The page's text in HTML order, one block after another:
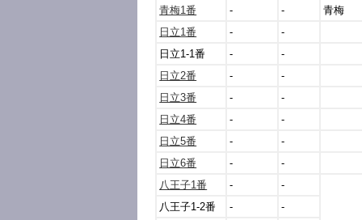
青梅1番 - -
青梅
日立1番
-
-
日立1-1番
-
-
日立2番
-
-
日立3番
-
-
日立4番
-
-
日立5番
-
-
日立6番
-
-
八王子1番
- -
八王子1-2番 -
-